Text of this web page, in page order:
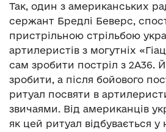
Так, один з американських
сержант Бредлі Беверс,
пристрільною стрільбою
артилеристів з могутніх
сам зробити постріл з 2А36.
зробити, а після бойового
ритуал посвяти в
звичаями. Від американців
як цей ритуал відбувається у